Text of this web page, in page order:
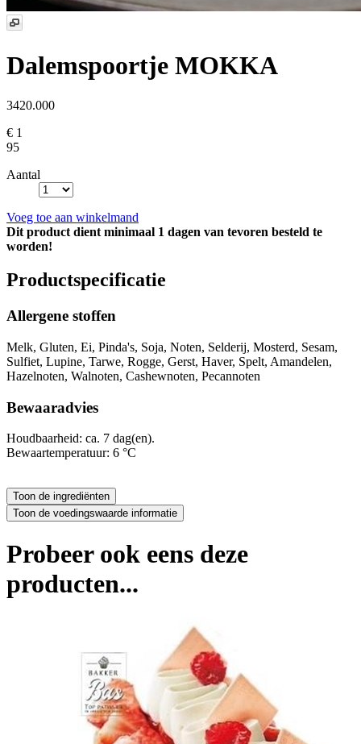
Dalemspoortje MOKKA
3420.000
€ 1
95
Aantal
Voeg toe aan winkelmand
Dit product dient minimaal 1 dagen van tevoren besteld te
worden!
Productspecificatie
Allergene stoffen
Melk, Gluten, Ei, Pinda's, Soja, Noten, Selderij, Mosterd, Sesam,
Sulfiet, Lupine, Tarwe, Rogge, Gerst, Haver, Spelt, Amandelen,
Hazelnoten, Walnoten, Cashewnoten, Pecannoten
Bewaaradvies
Houdbaarheid: ca. 7 dag(en).
Bewaartemperatuur: 6 °C
Probeer ook eens deze
producten...